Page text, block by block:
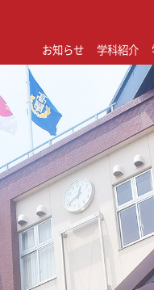
お知らせ 学科紹介